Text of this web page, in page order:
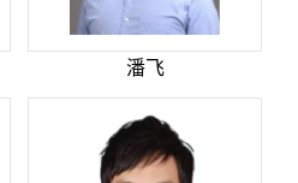
潘飞